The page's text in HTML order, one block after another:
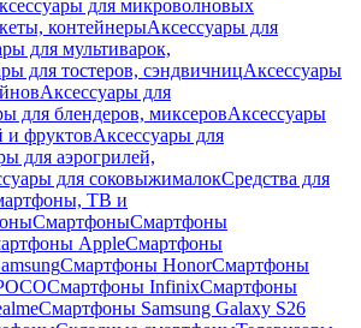
для микроволновых
контейнерыАксессуары для
для мультиварок,
для тостеров, сэндвичницАксессуары
Аксессуары для
для блендеров, миксеровАксессуары
и фруктовАксессуары для
для аэрогрилей,
для соковыжималокСредства для
ТВ и
СмартфоныСмартфоны
AppleСмартфоны
Смартфоны HonorСмартфоны
Смартфоны InfinixСмартфоны
Смартфоны Samsung Galaxy S26